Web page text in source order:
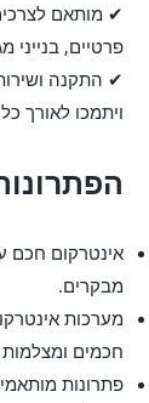
✔ מותאם
פרטיים, בנייני
✔ התקנה
ויתמכו לאורך
אינטרקום חכם
מבקרים.
מערכות
חכמים
פתרונות